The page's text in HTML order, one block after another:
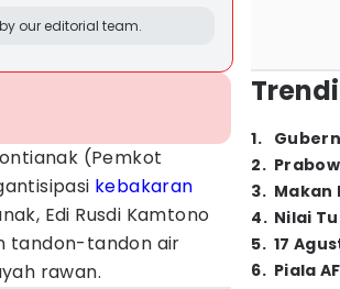
our editorial team.
(Pemkot
kebakaran
Edi Rusdi Kamtono
tandon-tandon air
rawan.
1.
2.
3. Makan
4. Nilai
5. 17
6. Piala